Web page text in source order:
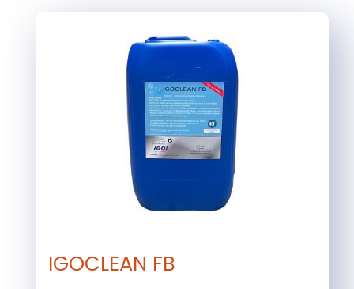
IGOCLEAN FB